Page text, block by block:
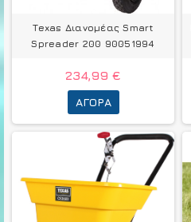
Texas Διανομέας Smart
Spreader 200 90051994
234,99 €
ΑΓΟΡΆ